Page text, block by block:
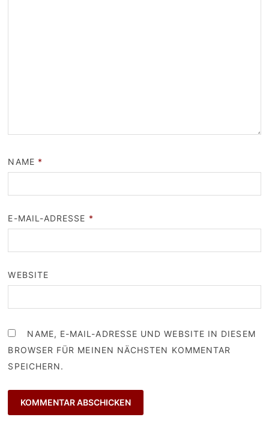
NAME *
E-MAIL-ADRESSE *
WEBSITE
NAME, E-MAIL-ADRESSE UND WEBSITE IN DIESEM
BROWSER FÜR MEINEN NÄCHSTEN KOMMENTAR
SPEICHERN.